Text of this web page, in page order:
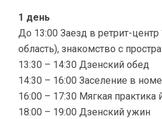
1 день
До 13:00 Заезд в ретрит-центр
область), знакомство с
13:30 – 14:30 Дзенский обед
14:30 – 16:00 Заселение в
16:00 – 17:30 Мягкая практика
18:00 – 19:00 Дзенский ужин